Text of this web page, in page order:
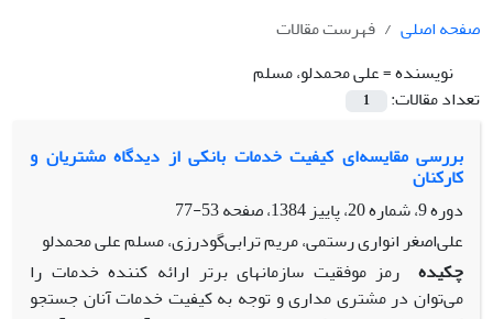
صفحه اصلی
فهرست مقالات
نویسنده =علی‌ محمدلو، مسلم
تعداد مقالات:
1
بررسی مقایسه‌ای کیفیت خدمات بانکی از دیدگاه مشتریان و
کارکنان
دوره 9، شماره 20، پاییز 1384، صفحه
53-77
علی‌اصغر انواری رستمی، مریم ترابی‌گودرزی، مسلم علی‌ محمدلو
چکیده رمز موفقیت سازمانهای برتر ارائه کننده خدمات را
می‌توان در مشتری مداری و توجه به کیفیت خدمات آنان جستجو